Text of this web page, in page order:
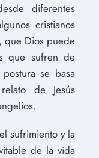
diferentes
cristianos
que Dios puede
que sufren de
se basa
de Jesús
sufrimiento y la
de la vida